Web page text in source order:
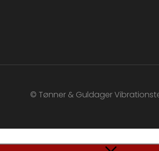
© Tønner & Guldager